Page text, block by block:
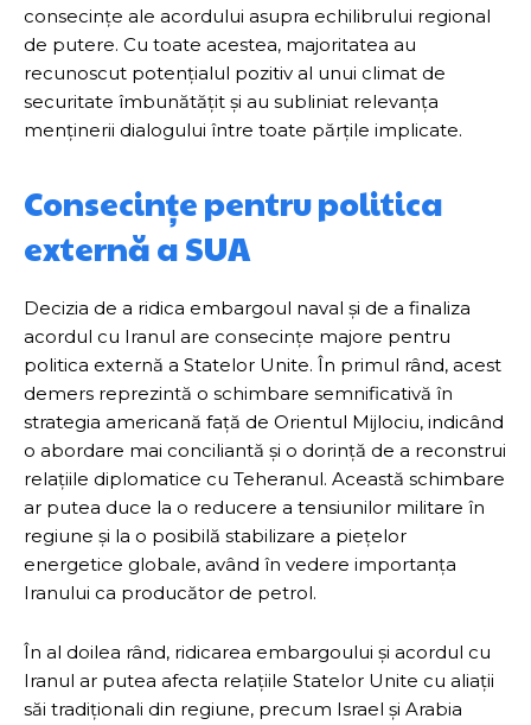
consecințe ale acordului asupra echilibrului regional
de putere. Cu toate acestea, majoritatea au
recunoscut potențialul pozitiv al unui climat de
securitate îmbunătățit și au subliniat relevanța
menținerii dialogului între toate părțile implicate.
Consecințe pentru politica
externă a SUA
Decizia de a ridica embargoul naval și de a finaliza
acordul cu Iranul are consecințe majore pentru
politica externă a Statelor Unite. În primul rând, acest
demers reprezintă o schimbare semnificativă în
strategia americană față de Orientul Mijlociu, indicând
o abordare mai conciliantă și o dorință de a reconstrui
relațiile diplomatice cu Teheranul. Această schimbare
ar putea duce la o reducere a tensiunilor militare în
regiune și la o posibilă stabilizare a piețelor
energetice globale, având în vedere importanța
Iranului ca producător de petrol.
În al doilea rând, ridicarea embargoului și acordul cu
Iranul ar putea afecta relațiile Statelor Unite cu aliații
săi tradiționali din regiune, precum Israel și Arabia